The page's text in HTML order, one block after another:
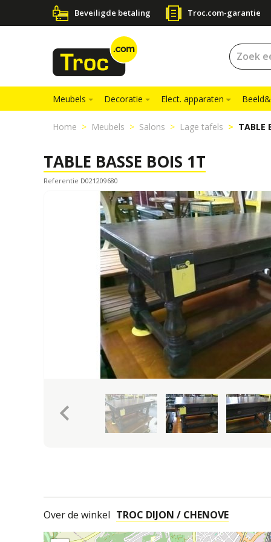
Beveiligde betaling Troc.com-garantie
Meubels Decoratie Elect. apparaten
Home Meubels Salons Lage tafels TABLE
TABLE BASSE BOIS 1T
Referentie D021209680
keyboard_arrow_left
Over de winkel TROC DIJON / CHENOVE